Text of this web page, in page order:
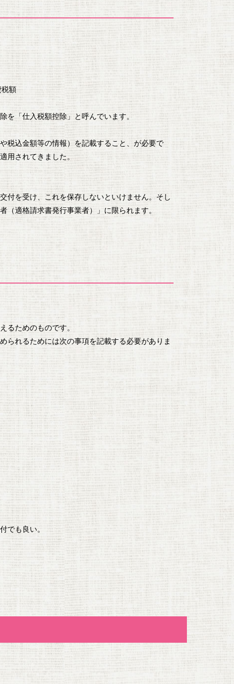
額
を「仕入税額控除」と呼んでいます。
税込金額等の情報）を記載すること、が必要で
用されてきました。
付を受け、これを保存しないといけません。そし
適格請求書発行事業者）」に限られます。
るためのものです。
られるためには次の事項を記載する必要がありま
でも良い。